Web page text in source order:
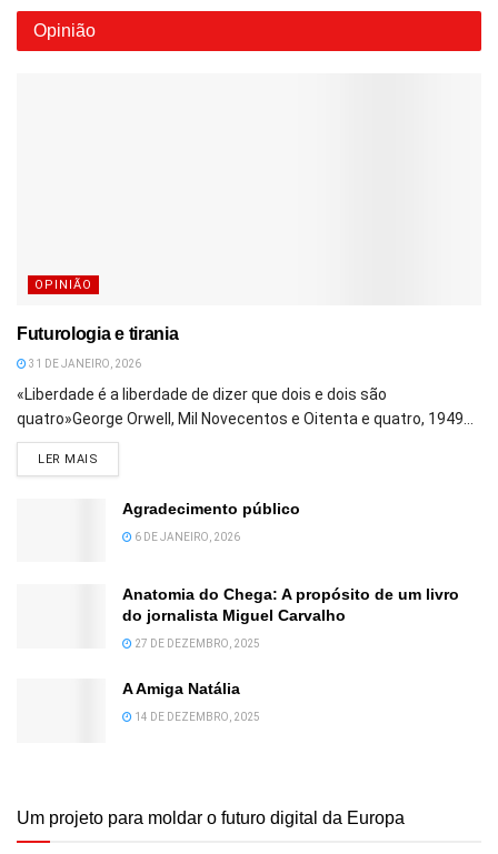
Opinião
OPINIÃO
Futurologia e tirania
31 DE JANEIRO, 2026
«Liberdade é a liberdade de dizer que dois e dois são
quatro»George Orwell, Mil Novecentos e Oitenta e quatro, 1949...
LER MAIS
Agradecimento público
6 DE JANEIRO, 2026
Anatomia do Chega: A propósito de um livro
do jornalista Miguel Carvalho
27 DE DEZEMBRO, 2025
A Amiga Natália
14 DE DEZEMBRO, 2025
Um projeto para moldar o futuro digital da Europa